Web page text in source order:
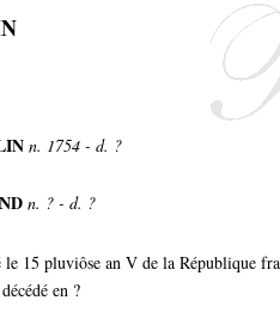
n. 1754 - d. ?
n. ? - d. ?
le 15 pluviôse an V de la République
en ?